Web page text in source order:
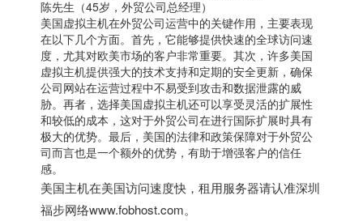
陈先生（45岁，外贸公司总经理）
美国虚拟主机在外贸公司运营中的关键作用，主要表现
在以下几个方面。首先，它能够提供快速的全球访问速
度，尤其对欧美市场的客户非常重要。其次，许多美国
虚拟主机提供强大的技术支持和定期的安全更新，确保
公司网站在运营过程中不易受到攻击和数据泄露的威
胁。再者，选择美国虚拟主机还可以享受灵活的扩展性
和较低的成本，这对于外贸公司在进行国际扩展时具有
极大的优势。最后，美国的法律和政策保障对于外贸公
司而言也是一个额外的优势，有助于增强客户的信任
感。
美国主机在美国访问速度快，租用服务器请认准深圳
福步网络www.fobhost.com。